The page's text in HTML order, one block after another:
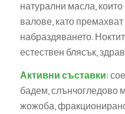
натурални масла,
валове, като
набраздяването.
естествен блясък,
Активни съставки:
бадем, слънчогледово
жожоба,